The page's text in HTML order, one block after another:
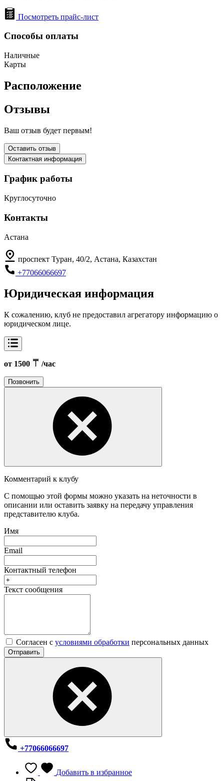
Посмотреть прайс-лист
Способы оплаты
Наличные
Карты
Расположение
Отзывы
Ваш отзыв будет первым!
Оставить отзыв
Контактная информация
График работы
Круглосуточно
Контакты
Астана
проспект Туран, 40/2, Астана, Казахстан
+77066066697
Юридическая информация
К сожалению, клуб не предоставил агрегатору информацию о
юридическом лице.
от 1500 /час
Позвонить
Комментарий к клубу
С помощью этой формы можно указать на неточности в
описании или оставить заявку на передачу управления
представителю клуба.
Имя
Email
Контактный телефон
Текст сообщения
Согласен с условиями обработки персональных данных
Отправить
+77066066697
Добавить в избранное